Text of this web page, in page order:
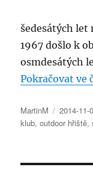
šedesátých let
1967 došlo k
osmdesátých
Pokračovat ve
Autor:
MartinM 2014-11-
klub,outdoor hřiště,